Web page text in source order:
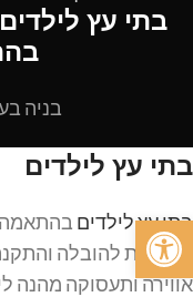
בתי עץ
בניה
בתי עץ לילדים
בתי עץ לילדים בהתאמה
אפשרות להובלה
אווירה ותעסוקה
פתח סרגל נגישות